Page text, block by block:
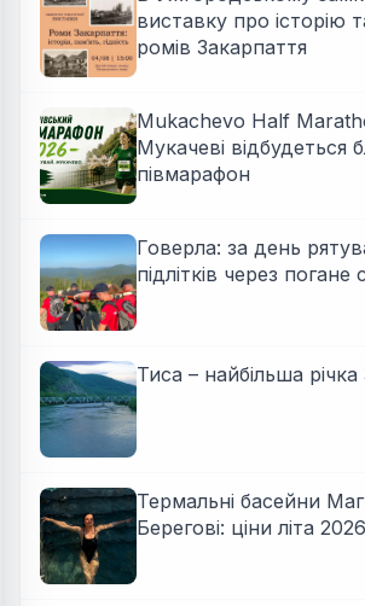
виставку про історію
ромів Закарпаття
Mukachevo Half
Мукачеві відбудеться
півмарафон
Говерла: за день
підлітків через
Тиса – найбільша
Термальні басейни
Берегові: ціни літа 2026